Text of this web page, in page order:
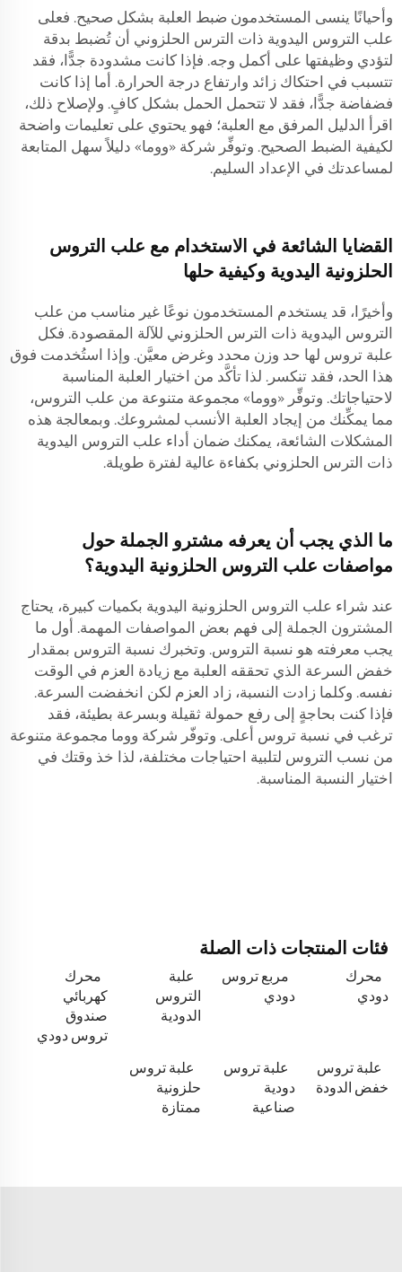
وأحيانًا ينسى المستخدمون ضبط العلبة بشكل صحيح. فعلى
علب التروس اليدوية ذات الترس الحلزوني أن تُضبط بدقة
لتؤدي وظيفتها على أكمل وجه. فإذا كانت مشدودة جدًّا، فقد
تتسبب في احتكاك زائد وارتفاع درجة الحرارة. أما إذا كانت
فضفاضة جدًّا، فقد لا تتحمل الحمل بشكل كافٍ. ولإصلاح ذلك،
اقرأ الدليل المرفق مع العلبة؛ فهو يحتوي على تعليمات واضحة
لكيفية الضبط الصحيح. وتوفِّر شركة «ووما» دليلاً سهل المتابعة
لمساعدتك في الإعداد السليم.
القضايا الشائعة في الاستخدام مع علب التروس
الحلزونية اليدوية وكيفية حلها
وأخيرًا، قد يستخدم المستخدمون نوعًا غير مناسب من علب
التروس اليدوية ذات الترس الحلزوني للآلة المقصودة. فكل
علبة تروس لها حد وزن محدد وغرض معيَّن. وإذا استُخدمت فوق
هذا الحد، فقد تنكسر. لذا تأكَّد من اختيار العلبة المناسبة
لاحتياجاتك. وتوفِّر «ووما» مجموعة متنوعة من علب التروس،
مما يمكِّنك من إيجاد العلبة الأنسب لمشروعك. وبمعالجة هذه
المشكلات الشائعة، يمكنك ضمان أداء علب التروس اليدوية
ذات الترس الحلزوني بكفاءة عالية لفترة طويلة.
ما الذي يجب أن يعرفه مشترو الجملة حول
مواصفات علب التروس الحلزونية اليدوية؟
عند شراء علب التروس الحلزونية اليدوية بكميات كبيرة، يحتاج
المشترون الجملة إلى فهم بعض المواصفات المهمة. أول ما
يجب معرفته هو نسبة التروس. وتخبرك نسبة التروس بمقدار
خفض السرعة الذي تحققه العلبة مع زيادة العزم في الوقت
نفسه. وكلما زادت النسبة، زاد العزم لكن انخفضت السرعة.
فإذا كنت بحاجةٍ إلى رفع حمولة ثقيلة وبسرعة بطيئة، فقد
ترغب في نسبة تروس أعلى. وتوفّر شركة ووما مجموعة متنوعة
من نسب التروس لتلبية احتياجات مختلفة، لذا خذ وقتك في
اختيار النسبة المناسبة.
فئات المنتجات ذات الصلة
محرك
دودي
مربع تروس
دودي
علبة
التروس
الدودية
محرك
كهربائي
صندوق
تروس دودي
علبة تروس
خفض الدودة
علبة تروس
دودية
صناعية
علبة تروس
حلزونية
ممتازة